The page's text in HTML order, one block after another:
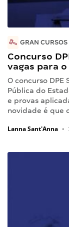
GRAN
Concurso
vagas para
O concurso DPE
Pública do
e provas
novidade é que
Lanna Sant'Anna •